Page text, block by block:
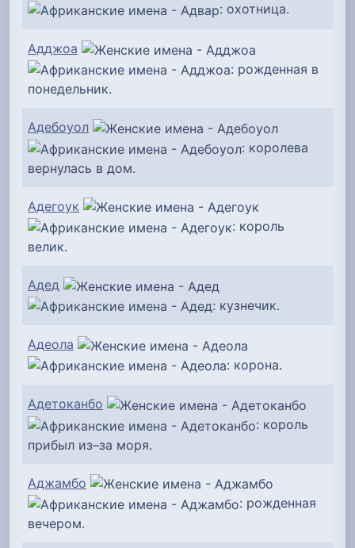
: охотница.
Адджоа
: рожденная в
понедельник.
Адебоуол
: королева
вернулась в дом.
Адегоук
: король
велик.
Адед
: кузнечик.
Адеола
: корона.
Адетоканбо
: король
прибыл из–за моря.
Аджамбо
: рожденная
вечером.